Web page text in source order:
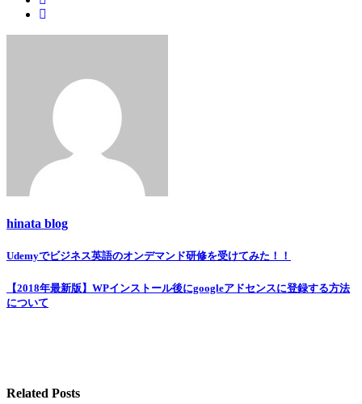
hinata blog
投
稿
ナ
ー
Udemyでビジネス英語のオンデマンド研修を受けてみた！！
【2018年最新版】WPインストール後にgoogleアドセンスに登録する方法
について
Related Posts